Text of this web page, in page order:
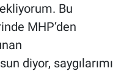
Bu
MHP’den
diyor, saygılarımı